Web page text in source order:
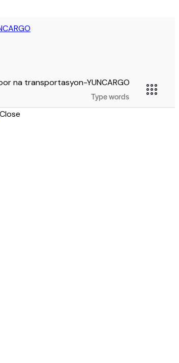
Close